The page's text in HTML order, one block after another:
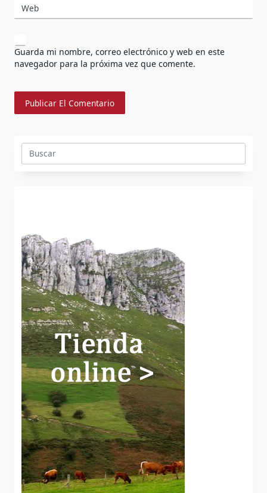
Web
Guarda mi nombre, correo electrónico y web en este
navegador para la próxima vez que comente.
Buscar: